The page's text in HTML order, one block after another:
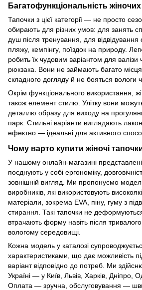
Багатофункціональність
Тапочки з цієї категорії — не просто
обирають для різних умов: для занять
душ після тренування, для відвідування
пляжу, кемпінгу, поїздок на природу.
робить їх чудовим варіантом для
рюкзака. Вони не займають багато
складного догляду й не бояться вологи
Окрім функціонального використання,
також елемент стилю. Улітку вони
деталлю образу для виходу на
парк. Стильні варіанти виглядають
ефектно — ідеальні для активного
Чому варто купити жіночі
У нашому онлайн-магазині представлені
поєднують у собі ергономіку,
зовнішній вигляд. Ми пропонуємо
виробників, які використовують
матеріали, зокрема EVA, піну, гуму з
стирання. Такі тапочки не
втрачають форму навіть після
вологому середовищі.
Кожна модель у каталозі
характеристиками, що дає можливість
варіант відповідно до потреб. Ми
Україні — у Київ, Львів, Харків, Дніпро,
Оплата — зручна, обслуговування —